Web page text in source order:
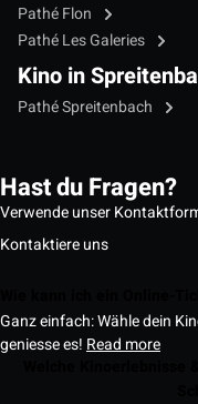
Pathé Flon
Pathé Les Galeries
Kino in
Pathé Spreitenbach
Hast du Fragen?
Verwende unser
Kontaktiere uns
Ganz einfach: Wähle dein
geniesse es! Read more